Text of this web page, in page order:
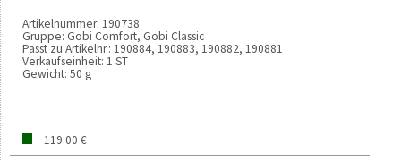
Artikelnummer: 190738
Gruppe: Gobi Comfort, Gobi Classic
Passt zu Artikelnr.: 190884, 190883, 190882, 190881
Verkaufseinheit: 1 ST
Gewicht: 50 g
119.00 €